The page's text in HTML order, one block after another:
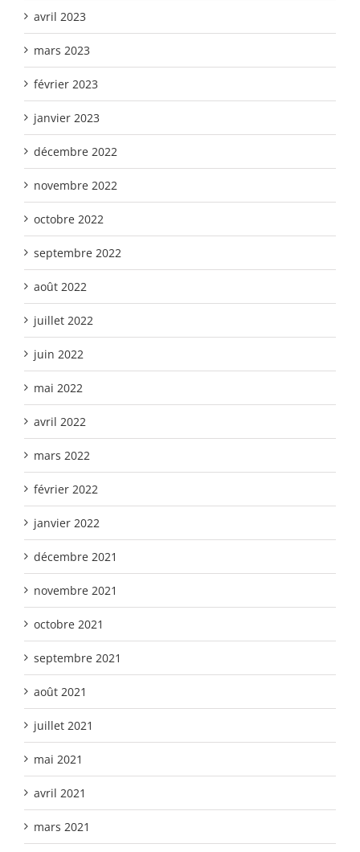
avril 2023
mars 2023
février 2023
janvier 2023
décembre 2022
novembre 2022
octobre 2022
septembre 2022
août 2022
juillet 2022
juin 2022
mai 2022
avril 2022
mars 2022
février 2022
janvier 2022
décembre 2021
novembre 2021
octobre 2021
septembre 2021
août 2021
juillet 2021
mai 2021
avril 2021
mars 2021